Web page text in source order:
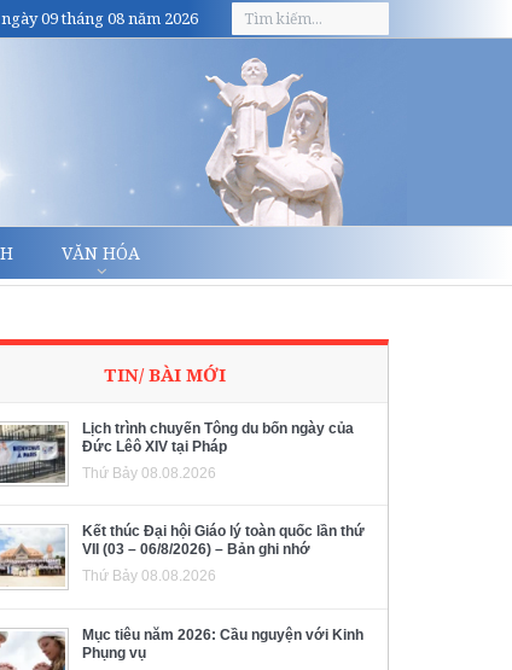
09 tháng 08 năm 2026
VĂN HÓA
TIN/ BÀI MỚI
Lịch trình chuyến Tông du bốn ngày của
Đức Lêô XIV tại Pháp
Thứ Bảy 08.08.2026
Kết thúc Đại hội Giáo lý toàn quốc lần thứ
VII (03 – 06/8/2026) – Bản ghi nhớ
Thứ Bảy 08.08.2026
Mục tiêu năm 2026: Cầu nguyện với Kinh
Phụng vụ